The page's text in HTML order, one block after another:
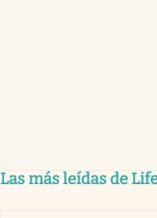
Las más leídas de